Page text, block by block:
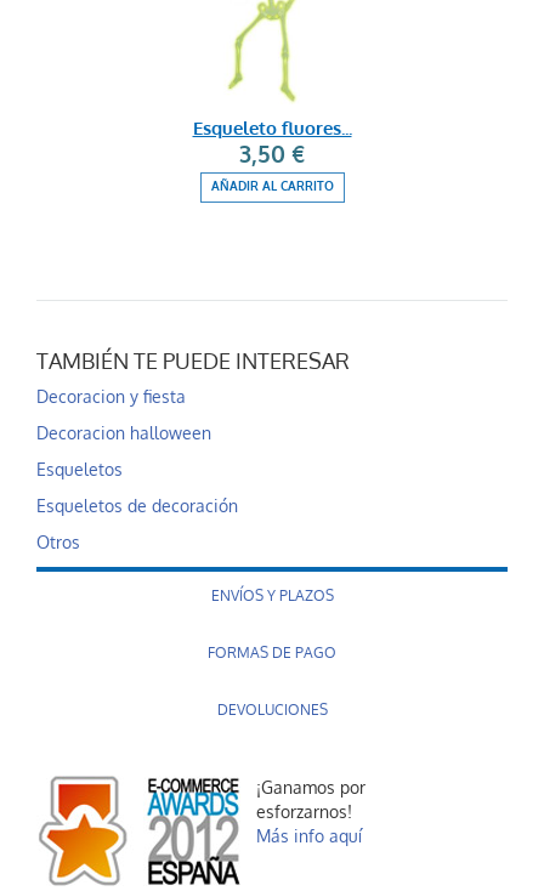
Esqueleto fluores...
3,50 €
AÑADIR AL CARRITO
TAMBIÉN TE PUEDE INTERESAR
Decoracion y fiesta
Decoracion halloween
Esqueletos
Esqueletos de decoración
Otros
ENVÍOS Y PLAZOS
FORMAS DE PAGO
DEVOLUCIONES
¡Ganamos por
esforzarnos!
Más info aquí